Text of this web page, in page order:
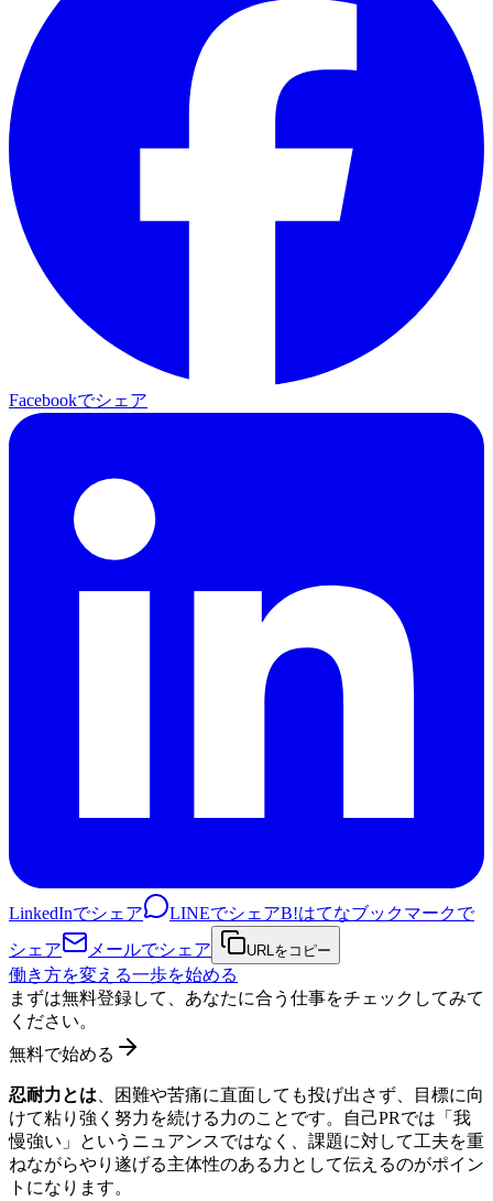
Facebookでシェア
LinkedInでシェア LINEでシェアB!はてなブックマークで
シェア
メールでシェア URLをコピー
働き方を変える一歩を始める
まずは無料登録して、あなたに合う仕事をチェックしてみて
ください。
無料で始める
忍耐力とは 、困難や苦痛に直面しても投げ出さず、目標に向
けて粘り強く努力を続ける力のことです。自己PRでは「我
慢強い」というニュアンスではなく、課題に対して工夫を重
ねながらやり遂げる主体性のある力として伝えるのがポイン
トになります。